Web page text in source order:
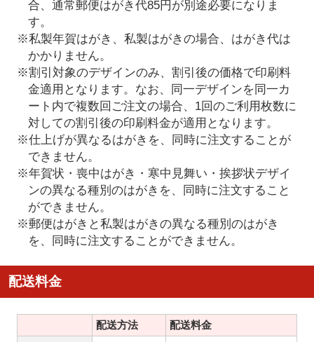
合、通常郵便はがき代85円が別途必要になりま
す。
※私製年賀はがき、私製はがきの場合、はがき代は
かかりません。
※割引対象のデザインのみ、割引後の価格で印刷料
金適用となります。なお、同一デザインを同一カ
ート内で複数回ご注文の場合、1回のご利用枚数に
対しての割引後の印刷料金が適用となります。
※仕上げが異なるはがきを、同時に注文することが
できません。
※年賀状・喪中はがき・寒中見舞い・挨拶状デザイ
ンの異なる種別のはがきを、同時に注文すること
ができません。
※郵便はがきと私製はがきの異なる種別のはがき
を、同時に注文することができません。
配送料金
配送方法 配送料金